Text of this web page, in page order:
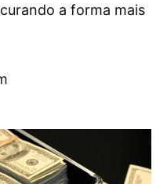
a forma mais